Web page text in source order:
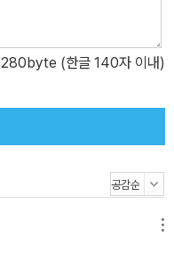
볼 법한 장면을 아동 문학
마술 피리를 부는 장면은
옥의 창문을 열어젖힐 만
람들의 마음은 녹아내린
더 밝고 아름다워졌다고
번 마술 같은 음악의 힘을 느
(한글 140자 이내)